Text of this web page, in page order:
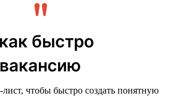
быстро
лист, чтобы быстро создать понятную